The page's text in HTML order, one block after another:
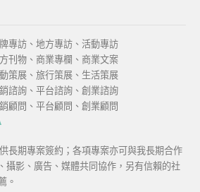
專訪、地方專訪、活動專訪
刊物、商業專欄、商業文案
策展、旅行策展、生活策展
諮詢、平台諮詢、創業諮詢
顧問、平台顧問、創業顧問
長期專案簽約；各項專案亦可與我長期合作
攝影、廣告、媒體共同協作，另有信賴的社
。